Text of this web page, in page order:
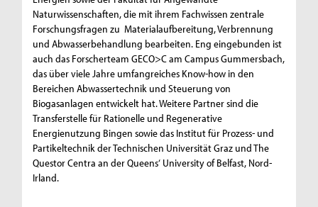
Naturwissenschaften, die mit ihrem Fachwissen zentrale
Forschungsfragen zu Materialaufbereitung, Verbrennung
und Abwasserbehandlung bearbeiten. Eng eingebunden ist
auch das Forscherteam GECO>C am Campus Gummersbach,
das über viele Jahre umfangreiches Know-how in den
Bereichen Abwassertechnik und Steuerung von
Biogasanlagen entwickelt hat. Weitere Partner sind die
Transferstelle für Rationelle und Regenerative
Energienutzung Bingen sowie das Institut für Prozess- und
Partikeltechnik der Technischen Universität Graz und The
Questor Centra an der Queens‘ University of Belfast, Nord-
Irland.